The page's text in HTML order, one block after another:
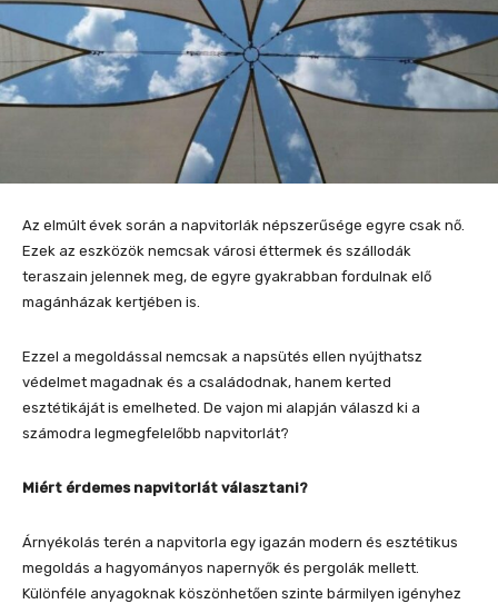
Az elmúlt évek során a napvitorlák népszerűsége egyre csak nő.
Ezek az eszközök nemcsak városi éttermek és szállodák
teraszain jelennek meg, de egyre gyakrabban fordulnak elő
magánházak kertjében is.
Ezzel a megoldással nemcsak a napsütés ellen nyújthatsz
védelmet magadnak és a családodnak, hanem kerted
esztétikáját is emelheted. De vajon mi alapján válaszd ki a
számodra legmegfelelőbb napvitorlát?
Miért érdemes napvitorlát választani?
Árnyékolás terén a napvitorla egy igazán modern és esztétikus
megoldás a hagyományos napernyők és pergolák mellett.
Különféle anyagoknak köszönhetően szinte bármilyen igényhez